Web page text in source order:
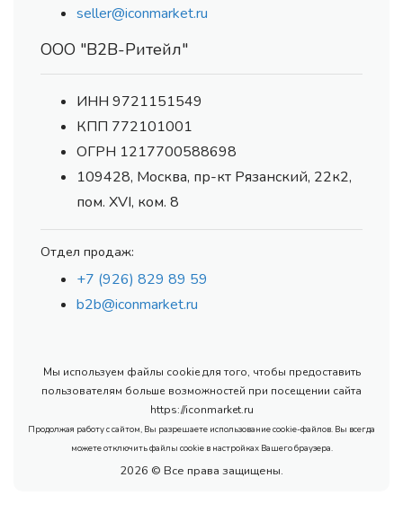
seller@iconmarket.ru
ООО "В2В-Ритейл"
ИНН 9721151549
КПП 772101001
ОГРН 1217700588698
109428, Москва, пр-кт Рязанский, 22к2,
пом. XVI, ком. 8
Отдел продаж:
+7 (926) 829 89 59
b2b@iconmarket.ru
Мы используем файлы cookie для того, чтобы предоставить
пользователям больше возможностей при посещении сайта
https://iconmarket.ru
Продолжая работу с сайтом, Вы разрешаете использование cookie-файлов. Вы всегда
можете отключить файлы cookie в настройках Вашего браузера.
2026 © Все права защищены.